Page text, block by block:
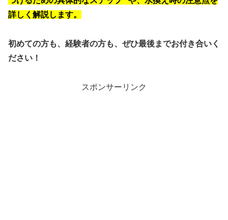
詳しく解説します。
初めての方も、経験者の方も、ぜひ最後までお付き合いく
ださい！
スポンサーリンク